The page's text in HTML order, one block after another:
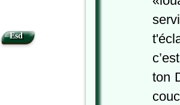
ton
Esd